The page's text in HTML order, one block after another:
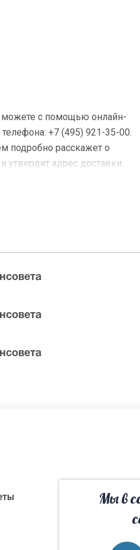
можете с помощью онлайн-
+7 (495) 921-35-00.
подробно расскажет о
утвердит адрес доставки.
часов. Бесплатная
Оплатить заказ
Мы в